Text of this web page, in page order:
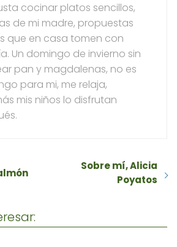
cocinar platos sencillos,
de mi madre, propuestas
que en casa tomen con
Un domingo de invierno sin
pan y magdalenas, no es
para mi, me relaja,
mis niños lo disfrutan
Sobre mí, Alicia
Poyatos